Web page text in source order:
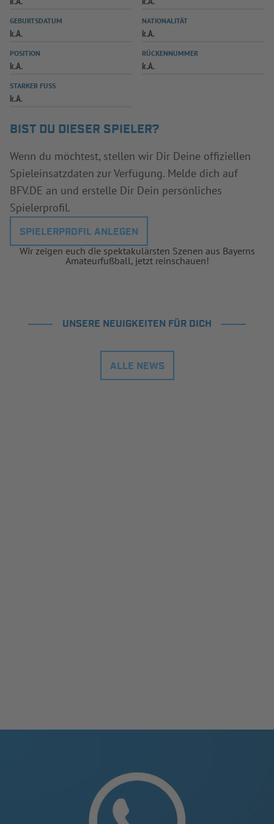
SPIELPLUS
GEBURTSDATUM
k.A.
NATIONALITÄT
k.A.
POSITION
k.A.
RÜCKENNUMMER
k.A.
STARKER FUSS
k.A.
BIST DU DIESER SPIELER?
Wenn du möchtest, stellen wir Dir Deine offiziellen
Spieleinsatzdaten zur Verfügung. Melde dich auf
BFV.DE an und erstelle Dir Dein persönliches
Spielerprofil.
SPIELERPROFIL ANLEGEN
Wir zeigen euch die spektakulärsten Szenen aus Bayerns
Amateurfußball, jetzt reinschauen!
UNSERE NEUIGKEITEN FÜR DICH
ALLE NEWS